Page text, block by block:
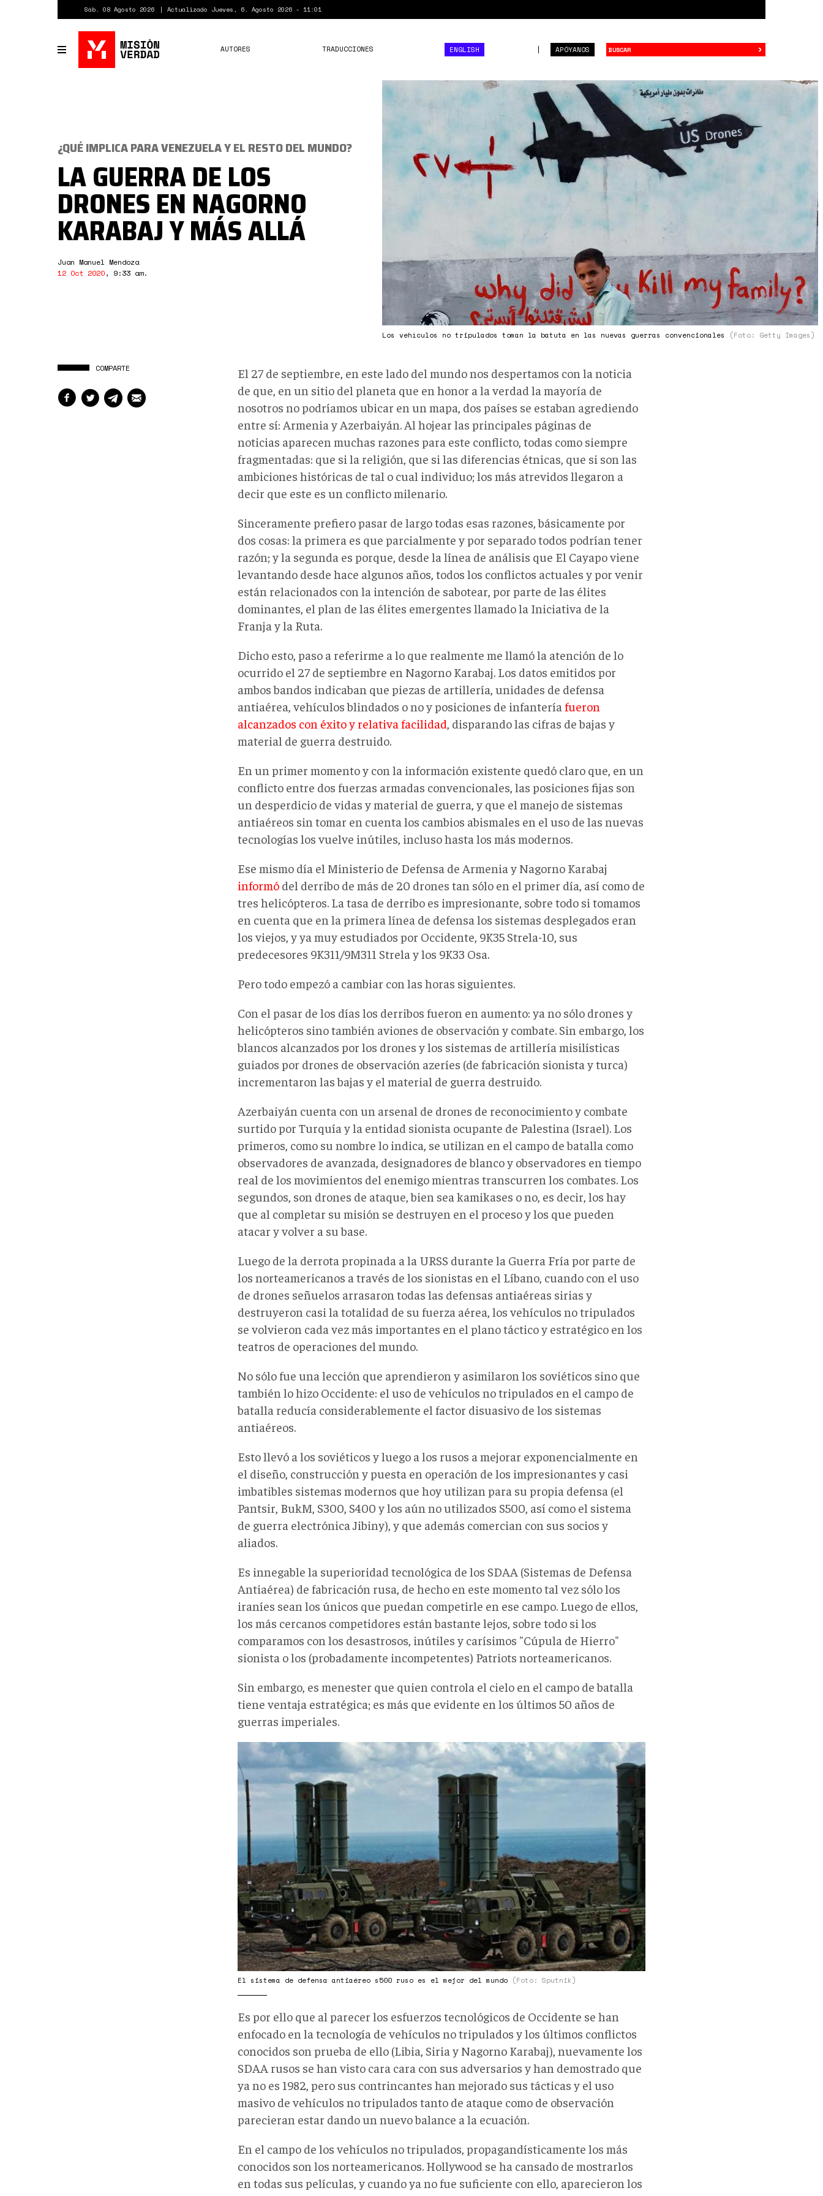
Sáb. 08 Agosto 2026 Actualizado Jueves, 6. Agosto 2026 - 11:01
Toggle
navigation
APÓYANOS
AUTORES TRADUCCIONES ENGLISH ›
drone
wars.jpg
Los vehículos no tripulados toman la batuta en las nuevas guerras convencionales (Foto: Getty Images)
¿QUÉ IMPLICA PARA VENEZUELA Y EL RESTO DEL MUNDO?
LA GUERRA DE LOS
DRONES EN NAGORNO
KARABAJ Y MÁS ALLÁ
Juan Manuel Mendoza
12 Oct 2020, 9:33 am.
COMPARTE
El 27 de septiembre, en este lado del mundo nos despertamos con la noticia
de que, en un sitio del planeta que en honor a la verdad la mayoría de
nosotros no podríamos ubicar en un mapa, dos países se estaban agrediendo
entre sí: Armenia y Azerbaiyán. Al hojear las principales páginas de
noticias aparecen muchas razones para este conflicto, todas como siempre
fragmentadas: que si la religión, que si las diferencias étnicas, que si son las
ambiciones históricas de tal o cual individuo; los más atrevidos llegaron a
decir que este es un conflicto milenario.
Sinceramente prefiero pasar de largo todas esas razones, básicamente por
dos cosas: la primera es que parcialmente y por separado todos podrían tener
razón; y la segunda es porque, desde la línea de análisis que El Cayapo viene
levantando desde hace algunos años, todos los conflictos actuales y por venir
están relacionados con la intención de sabotear, por parte de las élites
dominantes, el plan de las élites emergentes llamado la Iniciativa de la
Franja y la Ruta.
Dicho esto, paso a referirme a lo que realmente me llamó la atención de lo
ocurrido el 27 de septiembre en Nagorno Karabaj. Los datos emitidos por
ambos bandos indicaban que piezas de artillería, unidades de defensa
antiaérea, vehículos blindados o no y posiciones de infantería fueron
alcanzados con éxito y relativa facilidad, disparando las cifras de bajas y
material de guerra destruido.
En un primer momento y con la información existente quedó claro que, en un
conflicto entre dos fuerzas armadas convencionales, las posiciones fijas son
un desperdicio de vidas y material de guerra, y que el manejo de sistemas
antiaéreos sin tomar en cuenta los cambios abismales en el uso de las nuevas
tecnologías los vuelve inútiles, incluso hasta los más modernos.
Ese mismo día el Ministerio de Defensa de Armenia y Nagorno Karabaj
informó del derribo de más de 20 drones tan sólo en el primer día, así como de
tres helicópteros. La tasa de derribo es impresionante, sobre todo si tomamos
en cuenta que en la primera línea de defensa los sistemas desplegados eran
los viejos, y ya muy estudiados por Occidente, 9K35 Strela-10, sus
predecesores 9K311/9M311 Strela y los 9K33 Osa.
Pero todo empezó a cambiar con las horas siguientes.
Con el pasar de los días los derribos fueron en aumento: ya no sólo drones y
helicópteros sino también aviones de observación y combate. Sin embargo, los
blancos alcanzados por los drones y los sistemas de artillería misilísticas
guiados por drones de observación azeríes (de fabricación sionista y turca)
incrementaron las bajas y el material de guerra destruido.
Azerbaiyán cuenta con un arsenal de drones de reconocimiento y combate
surtido por Turquía y la entidad sionista ocupante de Palestina (Israel). Los
primeros, como su nombre lo indica, se utilizan en el campo de batalla como
observadores de avanzada, designadores de blanco y observadores en tiempo
real de los movimientos del enemigo mientras transcurren los combates. Los
segundos, son drones de ataque, bien sea kamikases o no, es decir, los hay
que al completar su misión se destruyen en el proceso y los que pueden
atacar y volver a su base.
Luego de la derrota propinada a la URSS durante la Guerra Fría por parte de
los norteamericanos a través de los sionistas en el Líbano, cuando con el uso
de drones señuelos arrasaron todas las defensas antiaéreas sirias y
destruyeron casi la totalidad de su fuerza aérea, los vehículos no tripulados
se volvieron cada vez más importantes en el plano táctico y estratégico en los
teatros de operaciones del mundo.
No sólo fue una lección que aprendieron y asimilaron los soviéticos sino que
también lo hizo Occidente: el uso de vehículos no tripulados en el campo de
batalla reducía considerablemente el factor disuasivo de los sistemas
antiaéreos.
Esto llevó a los soviéticos y luego a los rusos a mejorar exponencialmente en
el diseño, construcción y puesta en operación de los impresionantes y casi
imbatibles sistemas modernos que hoy utilizan para su propia defensa (el
Pantsir, BukM, S300, S400 y los aún no utilizados S500, así como el sistema
de guerra electrónica Jibiny), y que además comercian con sus socios y
aliados.
Es innegable la superioridad tecnológica de los SDAA (Sistemas de Defensa
Antiaérea) de fabricación rusa, de hecho en este momento tal vez sólo los
iraníes sean los únicos que puedan competirle en ese campo. Luego de ellos,
los más cercanos competidores están bastante lejos, sobre todo si los
comparamos con los desastrosos, inútiles y carísimos "Cúpula de Hierro"
sionista o los (probadamente incompetentes) Patriots norteamericanos.
Sin embargo, es menester que quien controla el cielo en el campo de batalla
tiene ventaja estratégica; es más que evidente en los últimos 50 años de
guerras imperiales.
s500.jpg
El sistema de defensa antiaéreo s500 ruso es el mejor del mundo (Foto: Sputnik)
Es por ello que al parecer los esfuerzos tecnológicos de Occidente se han
enfocado en la tecnología de vehículos no tripulados y los últimos conflictos
conocidos son prueba de ello (Libia, Siria y Nagorno Karabaj), nuevamente los
SDAA rusos se han visto cara cara con sus adversarios y han demostrado que
ya no es 1982, pero sus contrincantes han mejorado sus tácticas y el uso
masivo de vehículos no tripulados tanto de ataque como de observación
parecieran estar dando un nuevo balance a la ecuación.
En el campo de los vehículos no tripulados, propagandísticamente los más
conocidos son los norteamericanos. Hollywood se ha cansado de mostrarlos
en todas sus películas, y cuando ya no fue suficiente con ello, aparecieron los